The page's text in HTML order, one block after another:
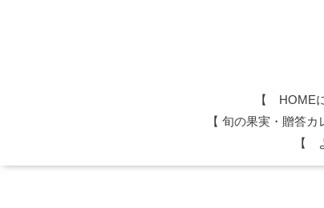
【 HOME
【 旬の果実・贈答カ
【